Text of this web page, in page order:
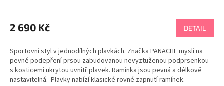
2 690 Kč DETAIL
Sportovní styl v jednodílných plavkách. Značka PANACHE myslí na
pevné podepření prsou zabudovanou nevyztuženou podprsenkou
s kosticemi ukrytou uvnitř plavek. Ramínka jsou pevná a délkově
nastavitelná. Plavky nabízí klasické rovné zapnutí ramínek.